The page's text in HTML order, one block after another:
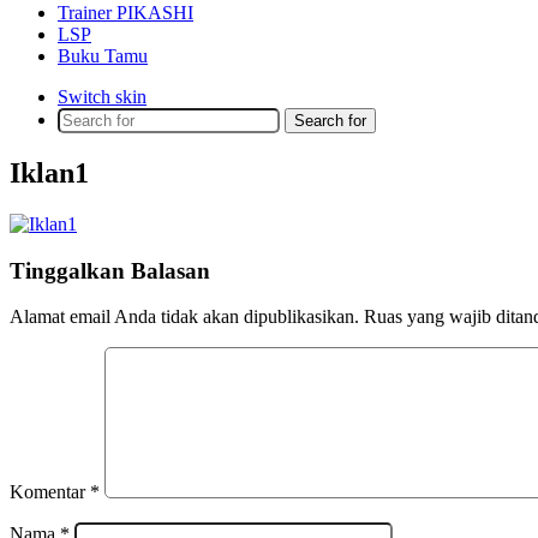
Trainer PIKASHI
LSP
Buku Tamu
Switch skin
Search for
Iklan1
Tinggalkan Balasan
Alamat email Anda tidak akan dipublikasikan. Ruas yang wajib
Komentar *